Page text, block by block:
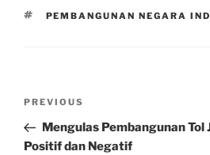
TAGS
PEMBANGUNAN NEGARA
Previous
Post
PREVIOUS
Mengulas Pembangunan Tol
Positif dan Negatif